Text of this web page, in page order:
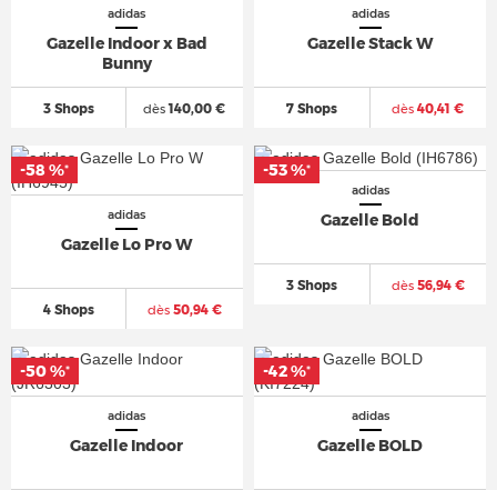
adidas
Gazelle Indoor x Bad
Bunny
3 Shops dès140,00 €
adidas
Gazelle Stack W
7 Shops dès 40,41 €
adidas
Gazelle Lo Pro W
4 Shops dès50,94 €
-58 %*
adidas
Gazelle Bold
3 Shops dès56,94 €
-53 %*
adidas
Gazelle Indoor
-50 %*
adidas
Gazelle BOLD
-42 %*